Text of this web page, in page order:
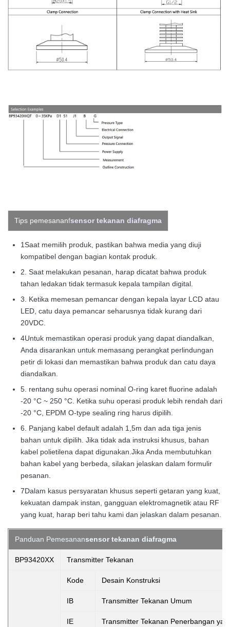
Tips pemesananfsensor tekanan diafragma
1Saat memilih produk, pastikan bahwa media yang diuji
kompatibel dengan bagian kontak produk.
2. Saat melakukan pesanan, harap dicatat bahwa produk
tahan ledakan tidak termasuk kepala tampilan digital.
3. Ketika memesan pemancar dengan kepala layar LCD atau
LED, catu daya pemancar seharusnya tidak kurang dari
20VDC.
4Untuk memastikan operasi produk yang dapat diandalkan,
Anda disarankan untuk memasang perangkat perlindungan
petir di lokasi dan memastikan bahwa produk dan catu daya
diandalkan.
5. rentang suhu operasi nominal O-ring karet fluorine adalah
-20 °C ~ 250 °C. Ketika suhu operasi produk lebih rendah dari
-20 °C, EPDM O-type sealing ring harus dipilih.
6. Panjang kabel default adalah 1,5m dan ada tiga jenis
bahan untuk dipilih. Jika tidak ada instruksi khusus, bahan
kabel polietilena dapat digunakan.Jika Anda membutuhkan
bahan kabel yang berbeda, silakan jelaskan dalam formulir
pesanan.
7Dalam kasus persyaratan khusus seperti getaran yang kuat,
kekuatan dampak instan, gangguan elektromagnetik atau RF
yang kuat, harap beri tahu kami dan jelaskan dalam pesanan.
Panduan Pemesanansensor tekanan diafragma
BP93420XX Transmitter Tekanan
Kode Desain Konstruksi
IB Transmitter Tekanan Umum
IE Transmitter Tekanan Penerbangan